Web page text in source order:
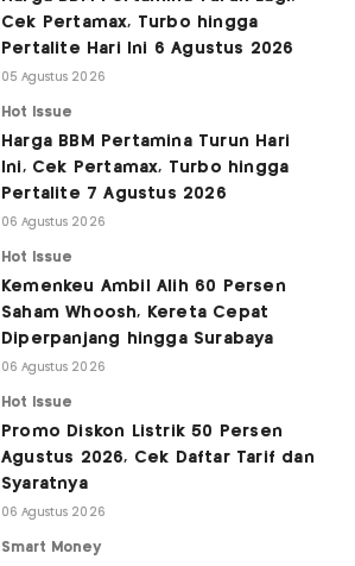
Cek Pertamax, Turbo hingga
Pertalite Hari Ini 6 Agustus 2026
05 Agustus 2026
Hot Issue
Harga BBM Pertamina Turun Hari
Ini, Cek Pertamax, Turbo hingga
Pertalite 7 Agustus 2026
06 Agustus 2026
Hot Issue
Kemenkeu Ambil Alih 60 Persen
Saham Whoosh, Kereta Cepat
Diperpanjang hingga Surabaya
06 Agustus 2026
Hot Issue
Promo Diskon Listrik 50 Persen
Agustus 2026, Cek Daftar Tarif dan
Syaratnya
06 Agustus 2026
Smart Money